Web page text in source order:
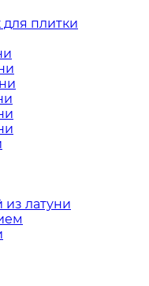
плитки
латуни